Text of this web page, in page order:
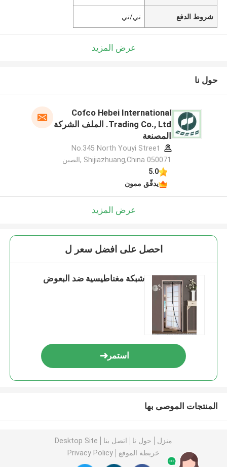
شروط الدفع تي/تي
عرض المزيد
حول نا
Cofco Hebei International
Trading Co., Ltd. الملف الشركة
المصنعة
No.345 North Youyi Street
Shijiazhuang,China 050071 ,الصين
5.0
يدقّق ممون
عرض المزيد
احصل على افضل سعر ل
شبكة مغناطيسية ضد البعوض
استمر
المنتجات الموصى بها
منزل حول نا اتصل بنا
Desktop Site
خريطة الموقع
Privacy Policy